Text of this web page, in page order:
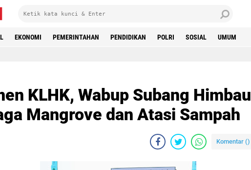
EKONOMI PEMERINTAHAN PENDIDIKAN POLRI SOSIAL UMUM
KLHK, Wabup Subang Himbau
Mangrove dan Atasi Sampah
Komentar ()